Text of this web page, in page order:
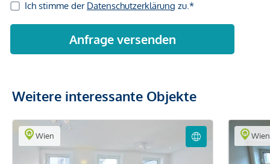
Weitere interessante Objekte
Wien Wien